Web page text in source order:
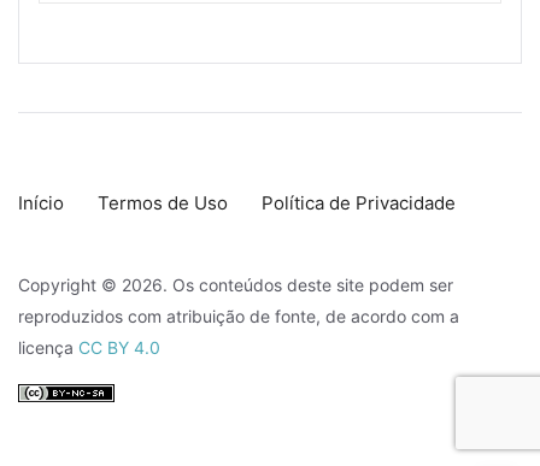
Início Termos de Uso Política de Privacidade
Copyright © 2026. Os conteúdos deste site podem ser
reproduzidos com atribuição de fonte, de acordo com a
licença CC BY 4.0